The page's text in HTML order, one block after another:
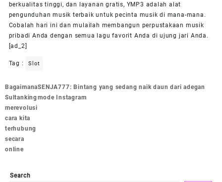
berkualitas tinggi, dan layanan gratis, YMP3 adalah alat
pengunduhan musik terbaik untuk pecinta musik di mana-mana.
Cobalah hari ini dan mulailah membangun perpustakaan musik
pribadi Anda dengan semua lagu favorit Anda di ujung jari Anda.
[ad_2]
Tag : Slot
Post
navigation
Bagaimana
Sultanking
merevolusi
cara kita
terhubung
secara
online
SENJA777: Bintang yang sedang naik daun dari adegan
mode Instagram
Search